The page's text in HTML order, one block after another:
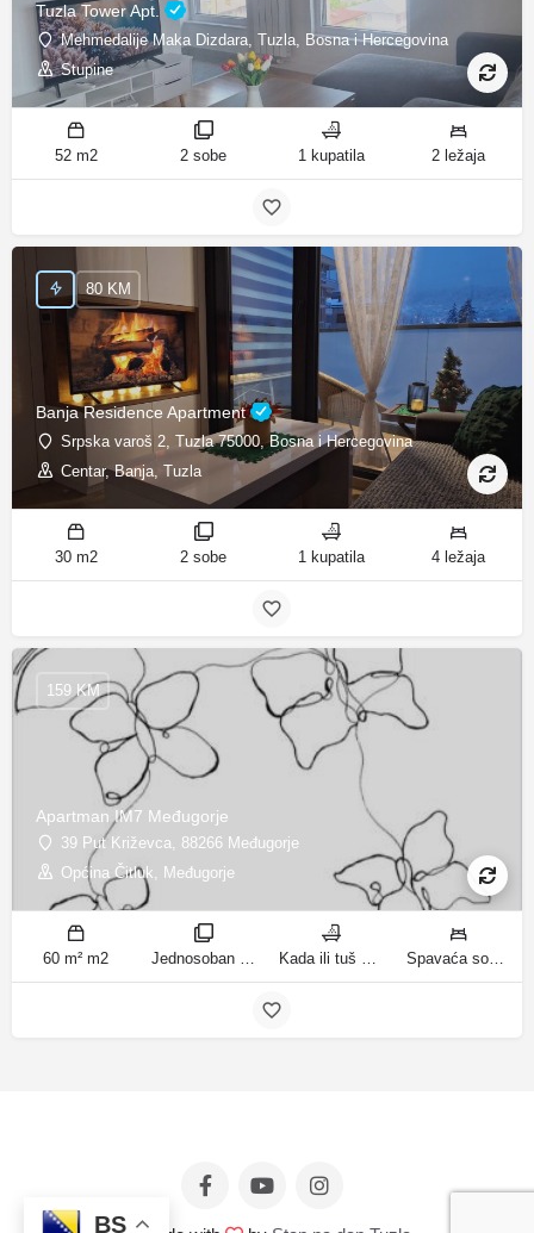
Tuzla Tower Apt.
Mehmedalije Maka Dizdara, Tuzla, Bosna i Hercegovina
Stupine
52 m2 2 sobe 1 kupatila 2 ležaja
Banja Residence Apartment
Srpska varoš 2, Tuzla 75000, Bosna i Hercegovina
Centar, Banja, Tuzla
80 KM
30 m2 2 sobe 1 kupatila 4 ležaja
Apartman IM7 Međugorje
39 Put Križevca, 88266 Međugorje
Općina Čitluk, Međugorje
159 KM
60 m² m2
BS